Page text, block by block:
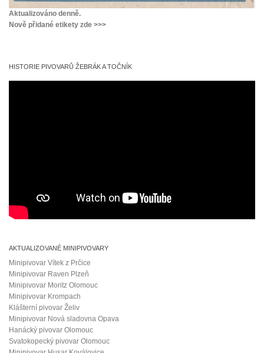
Aktualizováno denně.
Nově přidané etikety zde >>>
HISTORIE PIVOVARŮ ŽEBRÁK A TOČNÍK
AKTUALIZOVANÉ MINIPIVOVARY
Minipivovar Vítek z Prčice
Minipivovar Raven Plzeň
Minipivovar Moritz Olomouc
Minipivovar Krompach
Klášterní pivovar Želiv
Minipivovar Nová sladovna Opava
Hanácký pivovar Olomouc
Svatokopecký pivovar Olomouc